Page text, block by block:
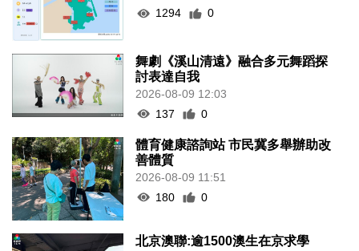
1294
0
舞劇《溪山清遠》融合多元舞蹈探
討表達自我
2026-08-09 12:03
137
0
體育健康諮詢站 市民冀多舉辦助改
善體質
2026-08-09 11:51
180
0
北京澳聯:逾1500澳生在京求學